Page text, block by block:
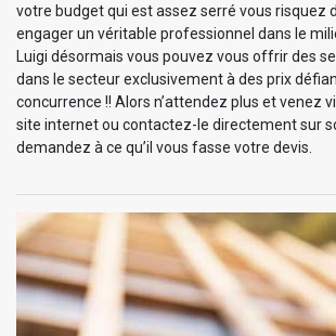
votre budget qui est assez serré vous risquez
engager un véritable professionnel dans le
Luigi désormais vous pouvez vous offrir des
dans le secteur exclusivement à des prix
concurrence !! Alors n’attendez plus et venez
site internet ou contactez-le directement sur
demandez à ce qu’il vous fasse votre devis.